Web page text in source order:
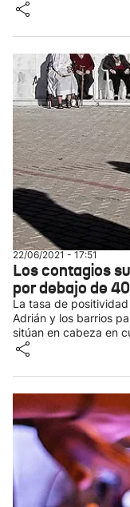
22/06/2021 - 17:51
Los contagios
por debajo de 40
La tasa de
Adrián y los barrios
sitúan en cabeza en